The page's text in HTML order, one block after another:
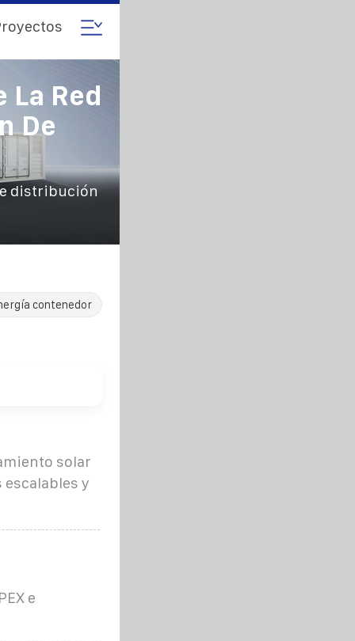
Red
De
distribución
contenedor
solar
y
e